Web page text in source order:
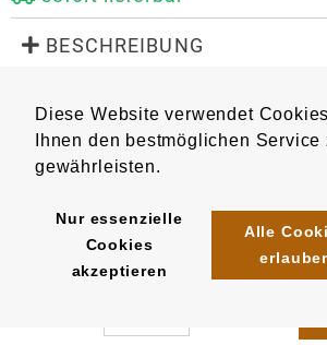
Diese Website verwendet
Ihnen den bestmöglichen Service
gewährleisten.
Nur essenzielle
Cookies
akzeptieren
Alle
BESCHREIBUNG
Mit Kindersicherung
Kompatibel mit ElfBar ELFA Device
Artikel 9174 EAN/ Stück
EAN/Gebinde10:
4255770424471
EAN/
HERSTELLER
Importeur
InnoCigs GmbH & Co. KG
Barnerstr. 14c
system@innocigs.com
© 2025 Klömpkes Heinrich Inh. Marion
vorbehalten.